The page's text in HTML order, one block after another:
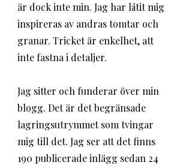
är dock inte min. Jag har låtit mig
inspireras av andras tomtar och
granar. Tricket är enkelhet, att
inte fastna i detaljer.
Jag sitter och funderar över min
blogg. Det är det begränsade
lagringsutrymmet som tvingar
mig till det. Jag ser att det finns
190 publicerade inlägg sedan 24